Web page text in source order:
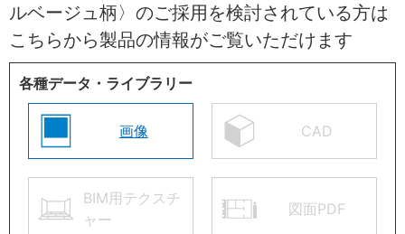
ルベージュ柄〉のご採用を検討されている方は
こちらから製品の情報がご覧いただけます
各種データ・ライブラリー
画像 CAD
BIM用テクスチ
ャー
図面PDF